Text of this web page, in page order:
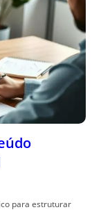
para estruturar